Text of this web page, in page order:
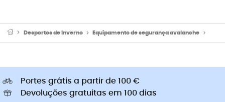
Desportos de Inverno Equipamento de segurança avalanche
Portes grátis a partir de 100 €
Devoluções gratuitas em 100 dias